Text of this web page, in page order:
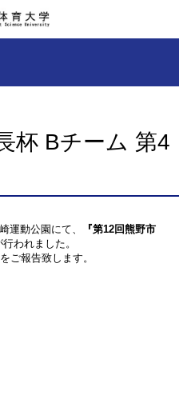
杯 Bチーム 第4
運動公園にて、
『第12回熊野市
行われました。
ご報告致します。